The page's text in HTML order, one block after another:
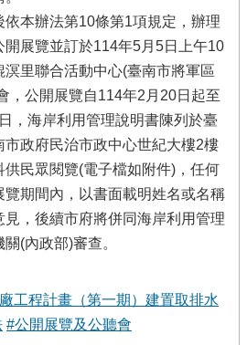
本辦法第10條第1項規定，辦理
展覽並訂於114年5月5日上午10
里聯合活動中心(臺南市將軍區
，公開展覽自114年2月20日起至
，海岸利用管理說明書陳列於臺
政府民治市政中心世紀大樓2樓
民眾閱覽(電子檔如附件)，任何
覽期間內，以書面載明姓名或名稱
見，後續市府將併同海岸利用管理
(內政部)審查。
工程計畫（第一期）建置取排水
#公開展覽及公聽會